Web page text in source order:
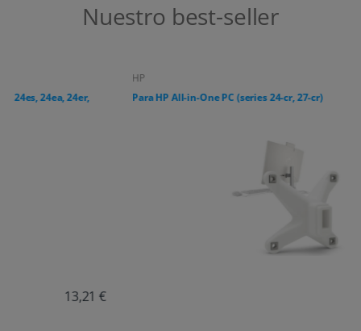
Nuestro best-seller
Para HP All-in-One PC (series 24-cr, 27-cr)